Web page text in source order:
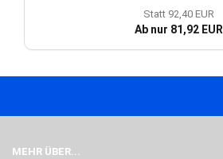
Statt 92,40 EUR
Ab nur 81,92 EUR
MEHR ÜBER...